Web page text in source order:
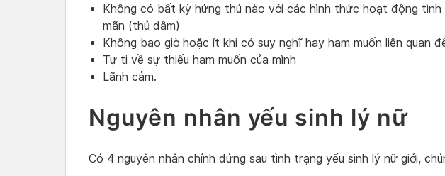
Không có bất kỳ hứng thú nào với các hình thức hoạt động
mãn (thủ dâm)
Không bao giờ hoặc ít khi có suy nghĩ hay ham muốn liên quan
Tự ti về sự thiếu ham muốn của mình
Lãnh cảm.
Nguyên nhân yếu sinh lý nữ
Có 4 nguyên nhân chính đứng sau tình trạng yếu sinh lý nữ giới,